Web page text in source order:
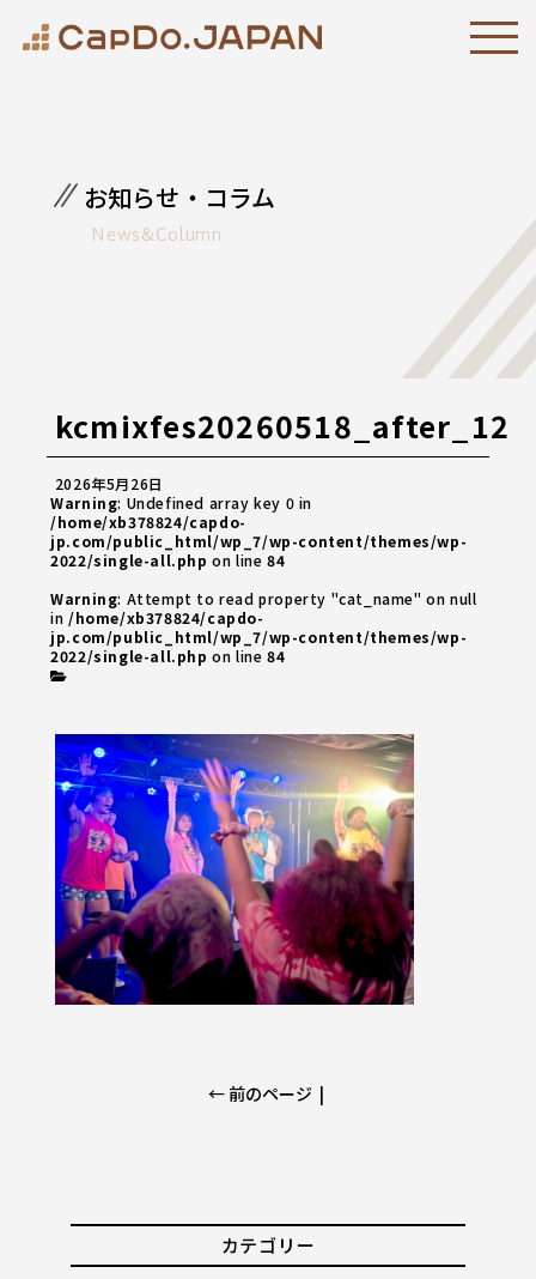
お知らせ・コラム
News&Column
kcmixfes20260518_after_12
2026年5月26日
Warning: Undefined array key 0 in
/home/xb378824/capdo-
jp.com/public_html/wp_7/wp-content/themes/wp-
2022/single-all.php on line84
Warning: Attempt to read property "cat_name" on null
in/home/xb378824/capdo-
jp.com/public_html/wp_7/wp-content/themes/wp-
2022/single-all.php on line84
← 前のページ |
カテゴリー